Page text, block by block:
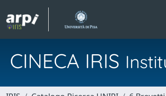
CINECA IRIS